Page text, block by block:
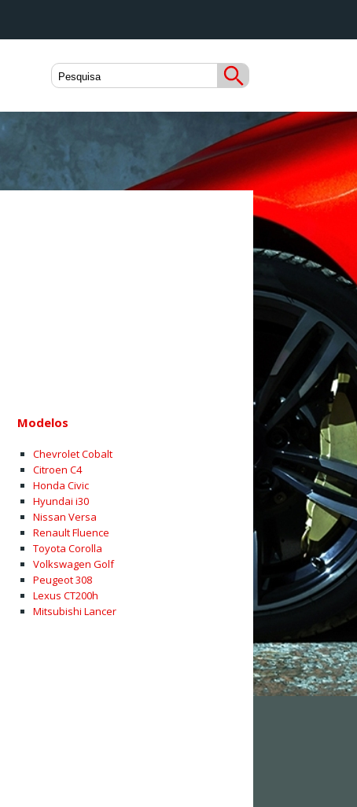
Modelos
Chevrolet Cobalt
Citroen C4
Honda Civic
Hyundai i30
Nissan Versa
Renault Fluence
Toyota Corolla
Volkswagen Golf
Peugeot 308
Lexus CT200h
Mitsubishi Lancer